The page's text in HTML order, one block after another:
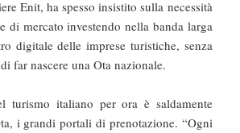
Enit, ha spesso insistito sulla necessità
di mercato investendo nella banda larga
digitale delle imprese turistiche, senza
far nascere una Ota nazionale.
turismo italiano per ora è saldamente
i grandi portali di prenotazione. “Ogni